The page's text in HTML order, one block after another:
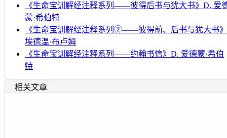
《生命宝训解经注释系列——彼得后书与犹大书》D. 爱
蒙·希伯特
《生命宝训解经注释系列②——彼得前、后书与犹大书》
埃德温·布卢姆
《生命宝训解经注释系列——约翰书信》D. 爱德蒙·希伯
特
相关文章